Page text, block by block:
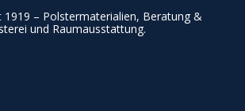
1919 – Polstermaterialien, Beratung &
und Raumausstattung.